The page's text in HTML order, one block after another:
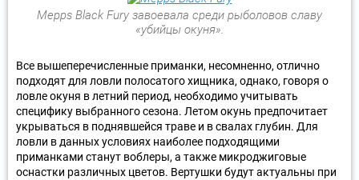
Mepps Black Fury завоевала среди рыболовов славу
«убийцы окуня».
Все вышеперечисленные приманки, несомненно, отлично
подходят для ловли полосатого хищника, однако, говоря о
ловле окуня в летний период, необходимо учитывать
специфику выбранного сезона. Летом окунь предпочитает
укрываться в поднявшейся траве и в свалах глубин. Для
ловли в данных условиях наиболее подходящими
приманками станут воблеры, а также микроджиговые
оснастки различных цветов. Вертушки будут актуальны при